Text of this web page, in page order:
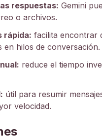
respuestas: Gemini
o archivos.
rápida: facilita encontrar
en hilos de conversación.
reduce el tiempo
útil para resumir
velocidad.